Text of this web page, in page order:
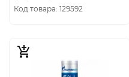
Код товара: 129592